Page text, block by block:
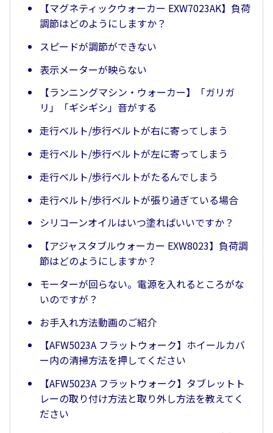
【マグネティックウォーカー EXW7023AK】負荷
調節はどのようにしますか？
スピードが調節ができない
表示メーターが映らない
【ランニングマシン・ウォーカー】「ガリガ
リ」「ギシギシ」音がする
走行ベルト/歩行ベルトが右に寄ってしまう
走行ベルト/歩行ベルトが左に寄ってしまう
走行ベルト/歩行ベルトがたるんでしまう
走行ベルト/歩行ベルトが張り過ぎている場合
シリコーンオイルはいつ塗ればいいですか？
【アジャスタブルウォーカー EXW8023】負荷調
節はどのようにしますか？
モーターが回らない。電源を入れるところがな
いのですが？
お手入れ方法動画のご紹介
【AFW5023A フラットウォーク】ホイールカバ
ー内の清掃方法を押してください
【AFW5023A フラットウォーク】タブレットト
レーの取り付け方法と取り外し方法を教えてく
ださい